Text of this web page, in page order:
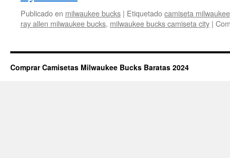
Publicado en milwaukee bucks | Etiquetadocamiseta
ray allen milwaukee bucks, milwaukee bucks camiseta city |
Comprar Camisetas Milwaukee Bucks Baratas 2024